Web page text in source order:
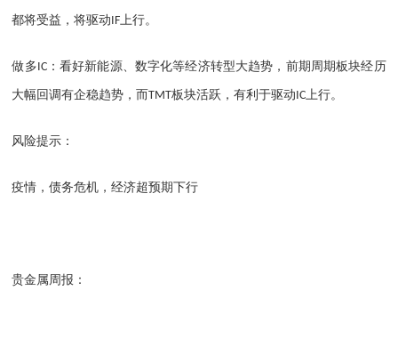
都将受益，将驱动 IF 上行。
做多 IC：看好新能源、数字化等经济转型大趋势，前期周期板块经历
大幅回调有企稳趋势，而TMT板块活跃，有利于驱动 IC 上行。
风险提示：
疫情，债务危机，经济超预期下行
贵金属周报：